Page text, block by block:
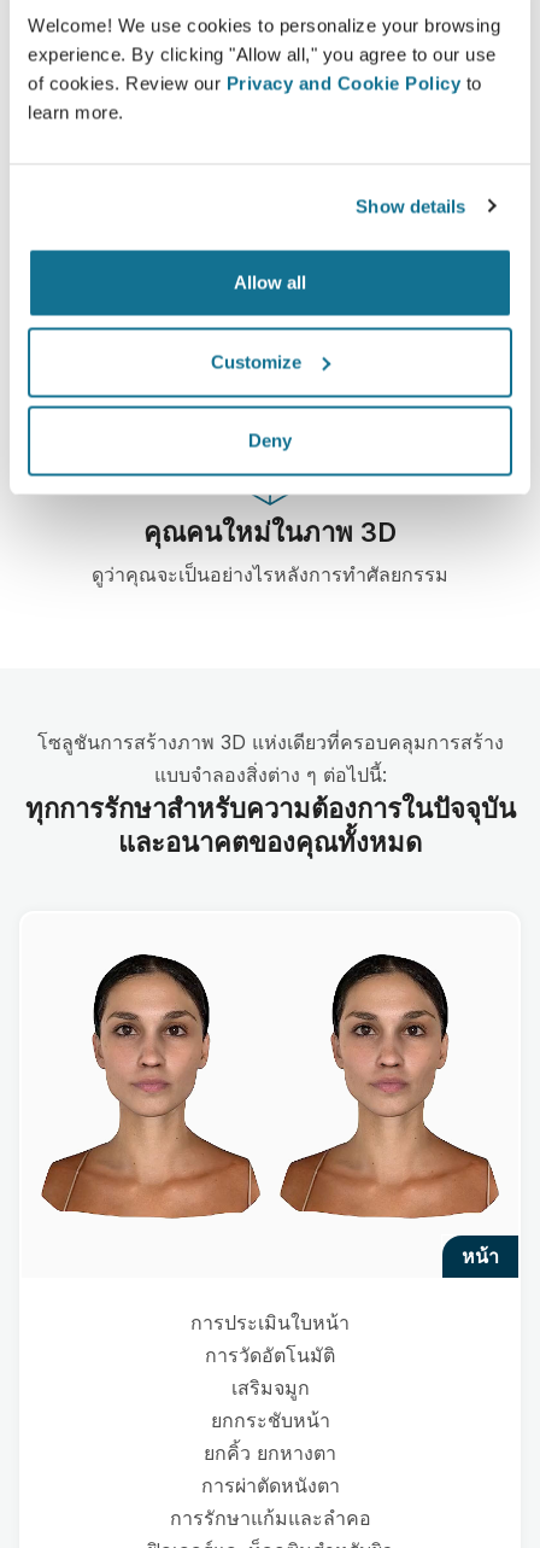
Welcome! We use cookies to personalize your browsing
experience. By clicking "Allow all," you agree to our use
of cookies. Review our Privacy and Cookie Policy to
learn more.
Show details
Allow all
Customize
Deny
ง่ายและปลอดภัย
Crisalix ให้คำสัญญาว่าข้อมูลของคุณจะเป็นความลับ
เซอร์เวอร์ของเรามีการเข้ารหัส: ข้อมูลของคุณจะ
High-Tech
3D simulator บน web-based เจ้าแรก และมีการใช้
งานจริงจากคุณหมอ 100 ประเทศ และแนะนำให้มีการ
คุณคนใหม่ในภาพ 3D
ดูว่าคุณจะเป็นอย่างไรหลังการทำศัลยกรรม
โซลูชันการสร้างภาพ 3D แห่งเดียวที่ครอบคลุมการสร้าง
แบบจำลองสิ่งต่าง ๆ ต่อไปนี้:
ทุกการรักษาสำหรับความต้องการในปัจจุบัน
และอนาคตของคุณทั้งหมด
หน้า
การประเมินใบหน้า
การวัดอัตโนมัติ
เสริมจมูก
ยกกระชับหน้า
ยกคิ้ว ยกหางตา
การผ่าตัดหนังตา
การรักษาแก้มและลำคอ